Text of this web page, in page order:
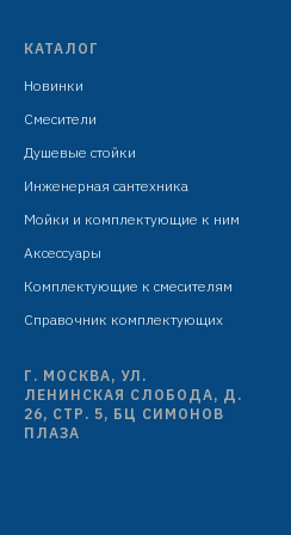
КАТАЛОГ
Новинки
Смесители
Душевые стойки
Инженерная сантехника
Мойки и комплектующие к ним
Аксессуары
Комплектующие к смесителям
Справочник комплектующих
Г. МОСКВА, УЛ.
ЛЕНИНСКАЯ СЛОБОДА, Д.
26, СТР. 5, БЦ СИМОНОВ
ПЛАЗА